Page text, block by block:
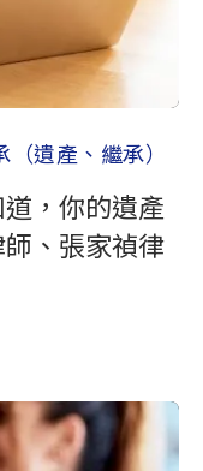
（遺產、繼承）
，你的遺產
、張家禎律